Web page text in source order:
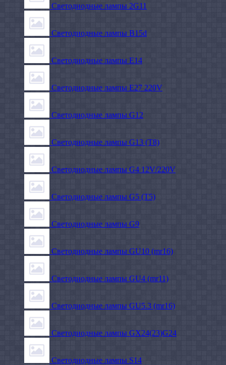
Светодиодные лампы 2G11
Светодиодные лампы B15d
Светодиодные лампы E14
Светодиодные лампы E27 220V
Светодиодные лампы G12
Светодиодные лампы G13 (T8)
Светодиодные лампы G4 12V/220V
Светодиодные лампы G5 (T5)
Светодиодные лампы G9
Светодиодные лампы GU10 (mr16)
Светодиодные лампы GU4 (mr11)
Светодиодные лампы GU5.3 (mr16)
Светодиодные лампы GX24(23)G24
Светодиодные лампы S14